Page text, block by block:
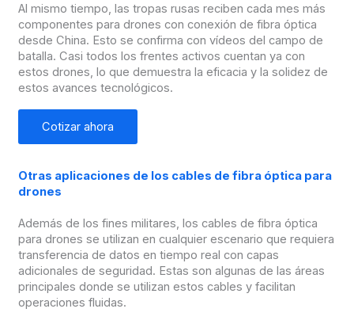
Al mismo tiempo, las tropas rusas reciben cada mes más
componentes para drones con conexión de fibra óptica
desde China. Esto se confirma con vídeos del campo de
batalla. Casi todos los frentes activos cuentan ya con
estos drones, lo que demuestra la eficacia y la solidez de
estos avances tecnológicos.
Cotizar ahora
Otras aplicaciones de los cables de fibra óptica para
drones
Además de los fines militares, los cables de fibra óptica
para drones se utilizan en cualquier escenario que requiera
transferencia de datos en tiempo real con capas
adicionales de seguridad. Estas son algunas de las áreas
principales donde se utilizan estos cables y facilitan
operaciones fluidas.